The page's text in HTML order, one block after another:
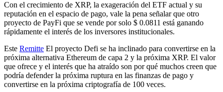
Con el crecimiento de XRP, la exageración del ETF actual y su
reputación en el espacio de pago, vale la pena señalar que otro
proyecto de PayFi que se vende por solo $ 0.0811 está ganando
rápidamente el interés de los inversores institucionales.
Este Remitte El proyecto Defi se ha inclinado para convertirse en la
próxima alternativa Ethereum de capa 2 y la próxima XRP. El valor
que ofrece y el interés que ha atraído son por qué muchos creen que
podría defender la próxima ruptura en las finanzas de pago y
convertirse en la próxima criptografía de 100 veces.